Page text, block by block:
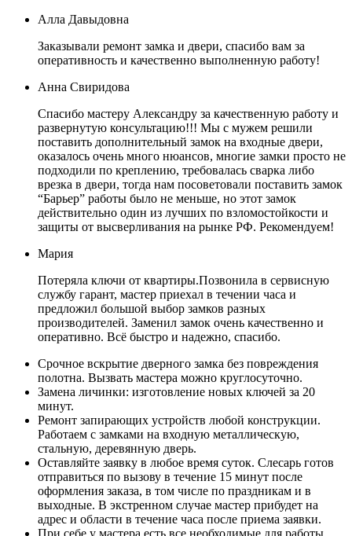
Алла Давыдовна
Заказывали ремонт замка и двери, спасибо вам за
оперативность и качественно выполненную работу!
Анна Свиридова
Спасибо мастеру Александру за качественную работу и
развернутую консультацию!!! Мы с мужем решили
поставить дополнительный замок на входные двери,
оказалось очень много нюансов, многие замки просто не
подходили по креплению, требовалась сварка либо
врезка в двери, тогда нам посоветовали поставить замок
“Барьер” работы было не меньше, но этот замок
действительно один из лучших по взломостойкости и
защиты от высверливания на рынке РФ. Рекомендуем!
Мария
Потеряла ключи от квартиры.Позвонила в сервисную
службу гарант, мастер приехал в течении часа и
предложил большой выбор замков разных
производителей. Заменил замок очень качественно и
оперативно. Всё быстро и надежно, спасибо.
Срочное вскрытие дверного замка без повреждения
полотна. Вызвать мастера можно круглосуточно.
Замена личинки: изготовление новых ключей за 20
минут.
Ремонт запирающих устройств любой конструкции.
Работаем с замками на входную металлическую,
стальную, деревянную дверь.
Оставляйте заявку в любое время суток. Слесарь готов
отправиться по вызову в течение 15 минут после
оформления заказа, в том числе по праздникам и в
выходные. В экстренном случае мастер прибудет на
адрес и области в течение часа после приема заявки.
При себе у мастера есть все необходимые для работы